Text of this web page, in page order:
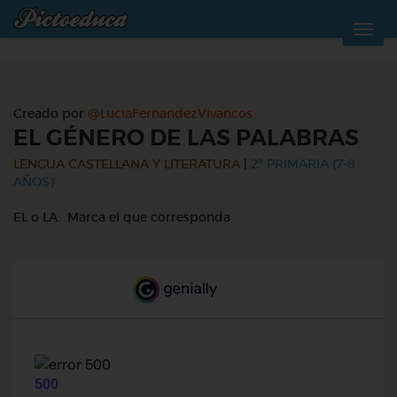
Creado por @LuciaFernandezVivancos
EL GÉNERO DE LAS PALABRAS
LENGUA CASTELLANA Y LITERATURA
2º PRIMARIA (7-8
AÑOS)
EL o LA. Marca el que corresponda